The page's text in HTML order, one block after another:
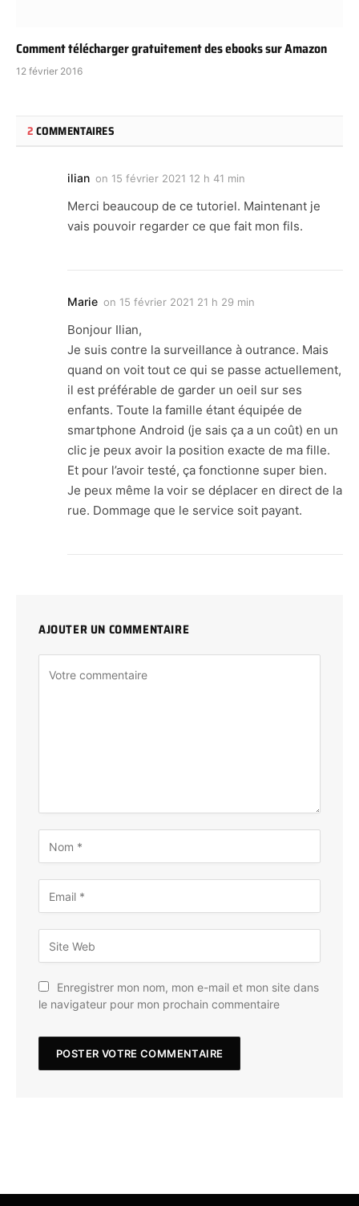
Comment télécharger gratuitement des ebooks sur Amazon
12 février 2016
2COMMENTAIRES
ilian on 15 février 2021 12 h 41 min
Merci beaucoup de ce tutoriel. Maintenant je
vais pouvoir regarder ce que fait mon fils.
Marie on 15 février 2021 21 h 29 min
Bonjour Ilian,
Je suis contre la surveillance à outrance. Mais
quand on voit tout ce qui se passe actuellement,
il est préférable de garder un oeil sur ses
enfants. Toute la famille étant équipée de
smartphone Android (je sais ça a un coût) en un
clic je peux avoir la position exacte de ma fille.
Et pour l’avoir testé, ça fonctionne super bien.
Je peux même la voir se déplacer en direct de la
rue. Dommage que le service soit payant.
AJOUTER UN COMMENTAIRE
Enregistrer mon nom, mon e-mail et mon site dans
le navigateur pour mon prochain commentaire